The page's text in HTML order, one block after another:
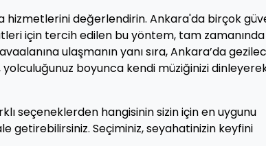
hizmetlerini değerlendirin. Ankara'da birçok
için tercih edilen bu yöntem, tam
ulaşmanın yanı sıra, Ankara’da
boyunca kendi müziğinizi
seçeneklerden hangisinin sizin için en uygunu
getirebilirsiniz. Seçiminiz, seyahatinizin keyfini